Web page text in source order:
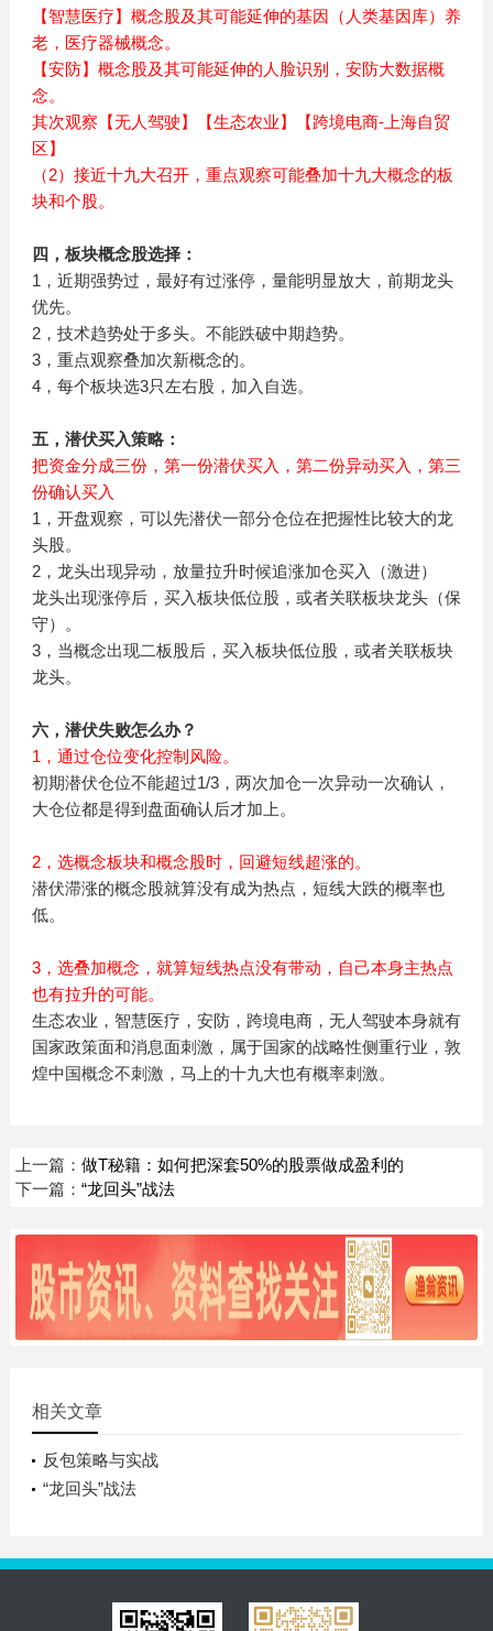
【智慧医疗】概念股及其可能延伸的基因（人类基因库）养
老，医疗器械概念。
【安防】概念股及其可能延伸的人脸识别，安防大数据概
念。
其次观察【无人驾驶】【生态农业】【跨境电商-上海自贸
区】
（2）接近十九大召开，重点观察可能叠加十九大概念的板
块和个股。
四，板块概念股选择：
1，近期强势过，最好有过涨停，量能明显放大，前期龙头
优先。
2，技术趋势处于多头。不能跌破中期趋势。
3，重点观察叠加次新概念的。
4，每个板块选3只左右股，加入自选。
五，潜伏买入策略：
把资金分成三份，第一份潜伏买入，第二份异动买入，第三
份确认买入
1，开盘观察，可以先潜伏一部分仓位在把握性比较大的龙
头股。
2，龙头出现异动，放量拉升时候追涨加仓买入（激进）
龙头出现涨停后，买入板块低位股，或者关联板块龙头（保
守）。
3，当概念出现二板股后，买入板块低位股，或者关联板块
龙头。
六，潜伏失败怎么办？
1，通过仓位变化控制风险。
初期潜伏仓位不能超过1/3，两次加仓一次异动一次确认，
大仓位都是得到盘面确认后才加上。
2，选概念板块和概念股时，回避短线超涨的。
潜伏滞涨的概念股就算没有成为热点，短线大跌的概率也
低。
3，选叠加概念，就算短线热点没有带动，自己本身主热点
也有拉升的可能。
生态农业，智慧医疗，安防，跨境电商，无人驾驶本身就有
国家政策面和消息面刺激，属于国家的战略性侧重行业，敦
煌中国概念不刺激，马上的十九大也有概率刺激。
上一篇： 做T秘籍：如何把深套50%的股票做成盈利的
下一篇： “龙回头”战法
相关文章
反包策略与实战
“龙回头”战法